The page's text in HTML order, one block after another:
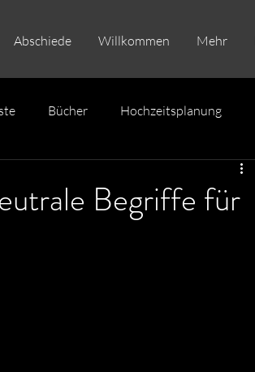
Abschiede Willkommen Mehr
Bücher Hochzeitsplanung
Begriffe für